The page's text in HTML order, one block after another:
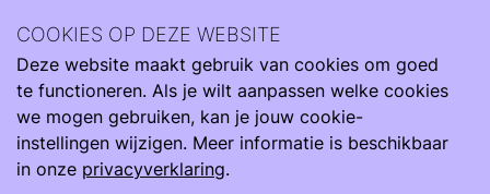
Zoeken
Archief 2022 december 2022
Archief > 2022 > december
18-12-2022-Wil je jouw verhaal delen?
08-12-2022-Initiatiefnemer van Care4Neo Richard
de Leeuw is op 85-jarige leeftijd overleden
COOKIES OP DEZE WEBSITE
Deze website maakt gebruik van cookies om goed
te functioneren. Als je wilt aanpassen welke cookies
we mogen gebruiken, kan je jouw cookie-
instellingen wijzigen. Meer informatie is beschikbaar
in onze privacyverklaring.